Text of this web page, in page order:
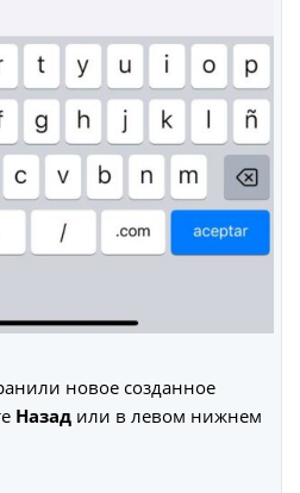
новое созданное
Назад или в левом нижнем